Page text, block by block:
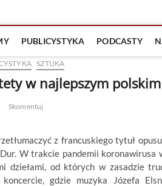
PUBLICYSTYKA PODCASTY
SZTUKA
w najlepszym
Skomentuj
z francuskiego tytuł
W trakcie pandemii koronawirusa
dziełami, od których w zasadzie
koncercie, gdzie muzyka Józefa